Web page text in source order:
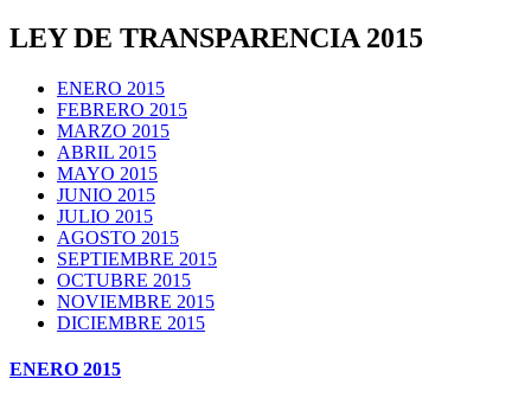
LEY DE TRANSPARENCIA 2015
ENERO 2015
FEBRERO 2015
MARZO 2015
ABRIL 2015
MAYO 2015
JUNIO 2015
JULIO 2015
AGOSTO 2015
SEPTIEMBRE 2015
OCTUBRE 2015
NOVIEMBRE 2015
DICIEMBRE 2015
ENERO 2015